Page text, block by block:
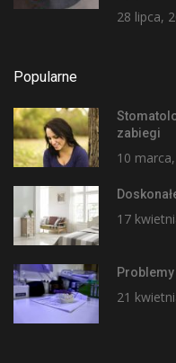
28 lipca,
Popularne
zabiegi
10
17
21